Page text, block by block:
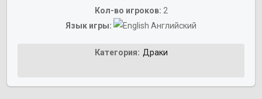
Кол-во игроков: 2
Язык игры:
Английский
Категория: Драки